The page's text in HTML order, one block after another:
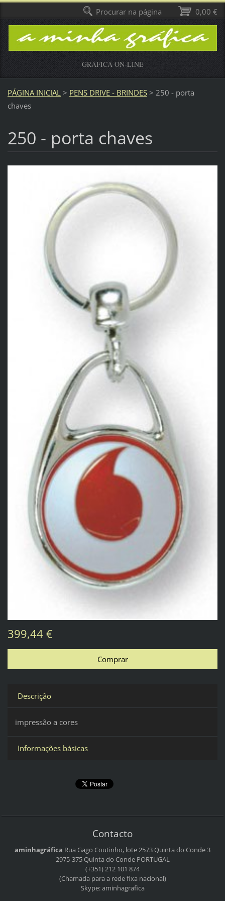
GRÁFICA ON-LINE
PÁGINA INICIAL > PENS DRIVE - BRINDES > 250 - porta
chaves
250 - porta chaves
399,44 €
Descrição
impressão a cores
Informações básicas
Contacto
aminhagráfica Rua Gago Coutinho, lote 2573Quinta do Conde 3
2975-375 Quinta do CondePORTUGAL
(+351) 212 101 874
(Chamada para a rede fixa nacional)
Skype: aminhagrafica
0,00 €
Procurar na página